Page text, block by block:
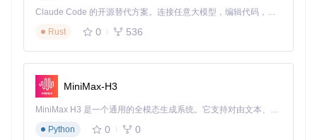
Claude Code 的开源替代方案。连接任意大模型，编辑代码，运行命令，自动验证 — 全自动执行。用 Rust 构建，极致性能。 ｜ An open-source alternative to Claude Code. Connect any LLM, edit code, run commands, and verify changes — autonomously. Built in Rust for speed. Get Started
Rust
0 536
MiniMax-H3
MiniMax H3 是一个通用的全模态生成系统。它支持对由文本、图像、视频和音频组成的多模态上下文进行统一理解，并能生成分辨率高达 2K、时长可达 15 秒的带原生立体声音频的视频。得益于面向任务泛化的系统设计，H3 在预训练阶段就已具备广泛的多模态上下文理解与生成能力，能够出色地执行复杂的多模态指令。
Python
0 0